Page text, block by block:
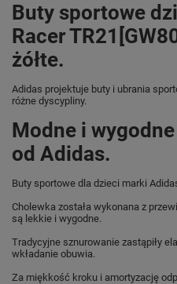
Buty sportowe
Racer
żółte.
Adidas projektuje buty i ubrania
różne dyscypliny.
Modne i
od Adidas.
Buty sportowe dla dzieci marki
Cholewka została wykonana z
są lekkie i wygodne.
Tradycyjne sznurowanie zastąpiły
wkładanie obuwia.
Za miękkość kroku i amortyzację